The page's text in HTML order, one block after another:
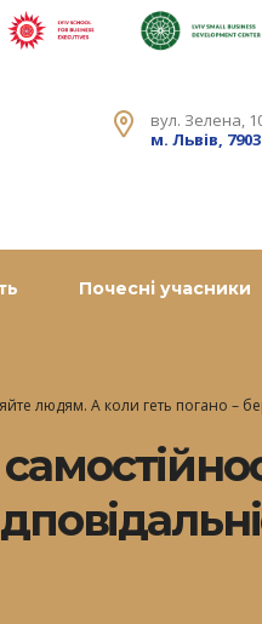
вул. Зелена,
м. Львів,
Почесні учасники
людям. А коли геть погано –